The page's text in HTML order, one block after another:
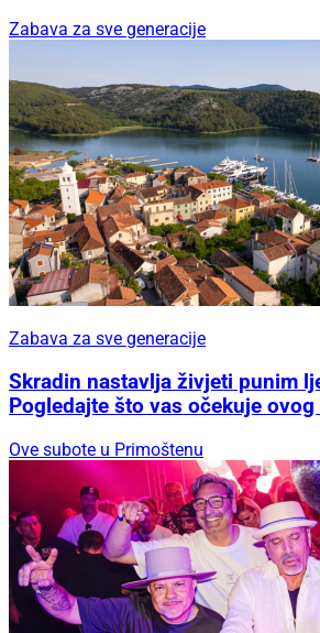
Zabava za sve generacije
Zabava za sve generacije
Skradin nastavlja živjeti punim
Pogledajte što vas očekuje
Ove subote u Primoštenu